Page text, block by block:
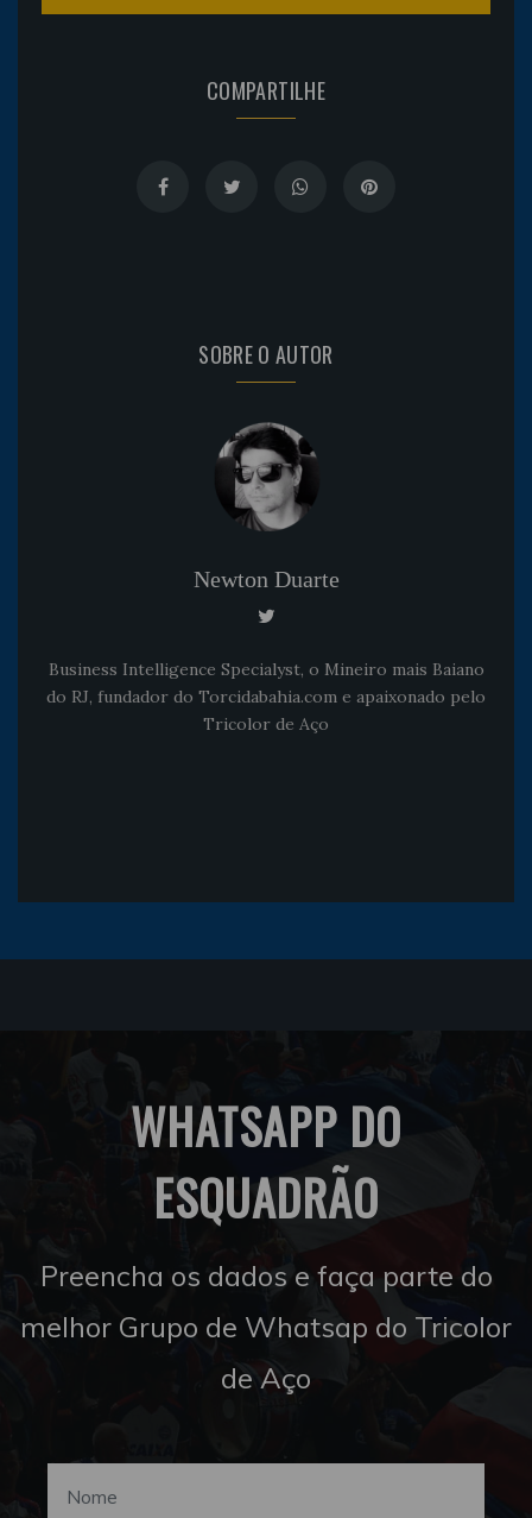
COMPARTILHE
SOBRE O AUTOR
Newton Duarte
Business Intelligence Specialyst, o Mineiro mais Baiano
do RJ, fundador do Torcidabahia.com e apaixonado pelo
Tricolor de Aço
WHATSAPP DO
ESQUADRÃO
Preencha os dados e faça parte do
melhor Grupo de Whatsap do Tricolor
de Aço